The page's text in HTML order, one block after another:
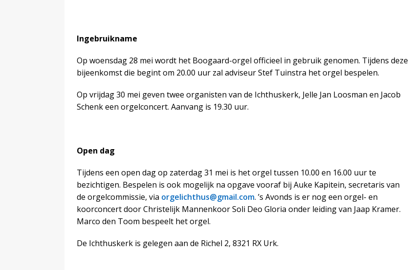
Ingebruikname
Op woensdag 28 mei wordt het Boogaard-orgel officieel in gebruik genomen. Tijdens deze
bijeenkomst die begint om 20.00 uur zal adviseur Stef Tuinstra het orgel bespelen.
Op vrijdag 30 mei geven twee organisten van de Ichthuskerk, Jelle Jan Loosman en Jacob
Schenk een orgelconcert. Aanvang is 19.30 uur.
Open dag
Tijdens een open dag op zaterdag 31 mei is het orgel tussen 10.00 en 16.00 uur te
bezichtigen. Bespelen is ook mogelijk na opgave vooraf bij Auke Kapitein, secretaris van
de orgelcommissie, via orgelichthus@gmail.com. ’s Avonds is er nog een orgel- en
koorconcert door Christelijk Mannenkoor Soli Deo Gloria onder leiding van Jaap Kramer.
Marco den Toom bespeelt het orgel.
De Ichthuskerk is gelegen aan de Richel 2, 8321 RX Urk.